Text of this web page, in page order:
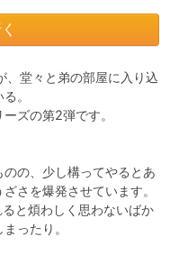
、堂々と弟の部屋に入り込
。
ズの第2弾です。
の、少し構ってやるとあ
さを爆発させています。
と煩わしく思わないばか
ったり。